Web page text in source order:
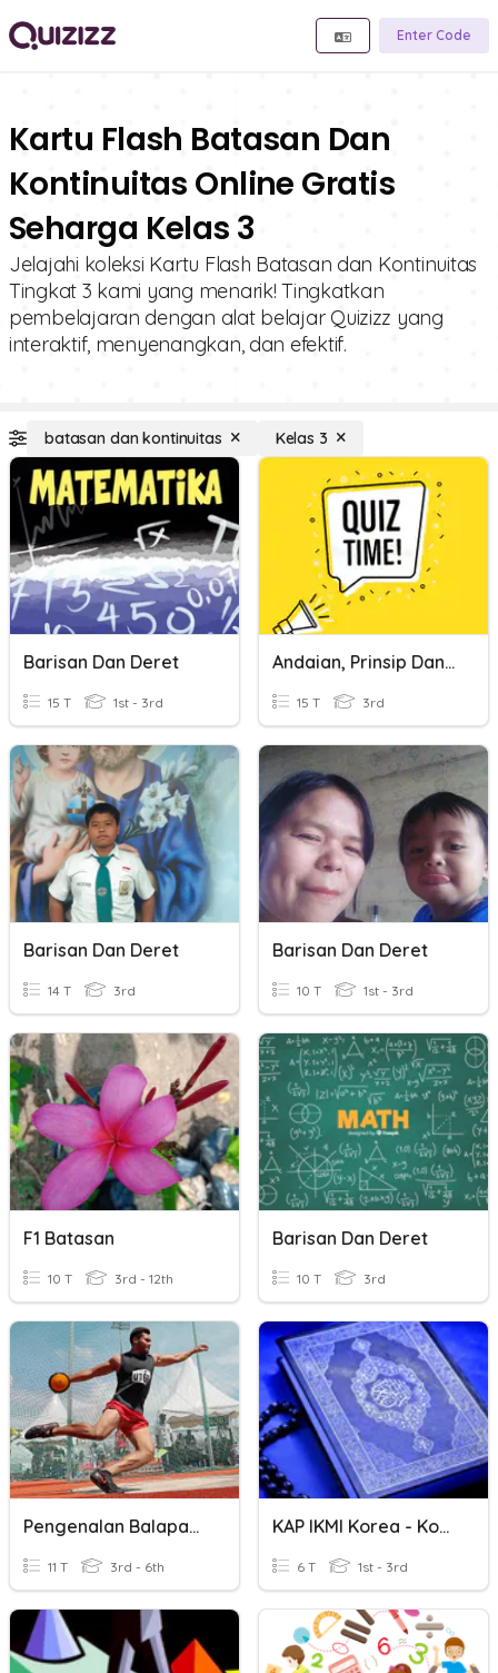
Enter Code
Kartu Flash Batasan Dan
Kontinuitas Online Gratis
Seharga Kelas 3
Jelajahi koleksi Kartu Flash Batasan dan Kontinuitas
Tingkat 3 kami yang menarik! Tingkatkan
pembelajaran dengan alat belajar Quizizz yang
interaktif, menyenangkan, dan efektif.
batasan dan kontinuitas Kelas 3
Barisan Dan Deret
15 T 1st - 3rd
Andaian, Prinsip Dan Batasan Perakaunan
15 T 3rd
Barisan Dan Deret
14 T 3rd
Barisan Dan Deret
10 T 1st - 3rd
F1 Batasan
10 T 3rd - 12th
Barisan Dan Deret
10 T 3rd
Pengenalan Balapan Dan Padang
11 T 3rd - 6th
KAP IKMI Korea - Kontinuitas Motivasi
6 T 1st - 3rd